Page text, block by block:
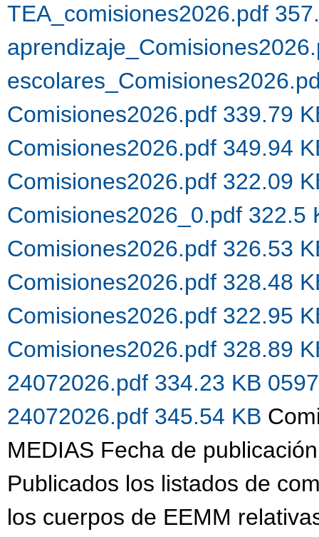
TEA_comisiones2026.pdf
Comisiones2026.pdf 339.79
Comisiones2026.pdf 349.94
Comisiones2026.pdf 322.09
Comisiones2026_0.pdf 322.5
Comisiones2026.pdf 326.53
Comisiones2026.pdf 328.48
Comisiones2026.pdf 322.95
Comisiones2026.pdf 328.89
24072026.pdf 334.23 KB
24072026.pdf 345.54 KB
MEDIAS Fecha de
Publicados los listados de
los cuerpos de EEMM